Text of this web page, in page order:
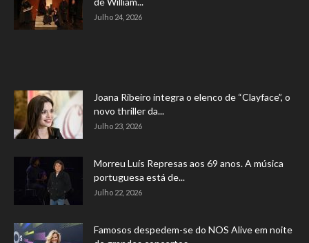
Julho 24, 2026
Joana Ribeiro integra o elenco de “Clayface”, o
novo thriller da...
Julho 23, 2026
Morreu Luís Represas aos 69 anos. A música
portuguesa está de...
Julho 22, 2026
Famosos despedem-se do NOS Alive em noite